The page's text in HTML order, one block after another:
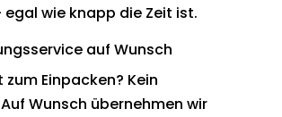
egal wie knapp die Zeit ist.
auf Wunsch
zum Einpacken? Kein
Wunsch übernehmen wir